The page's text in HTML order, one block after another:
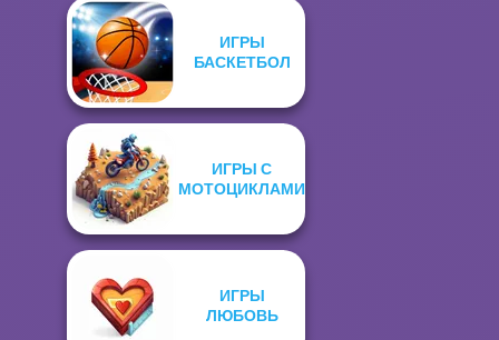
ИГРЫ
БАСКЕТБОЛ
ИГРЫ С
МОТОЦИКЛАМИ
ИГРЫ
ЛЮБОВЬ